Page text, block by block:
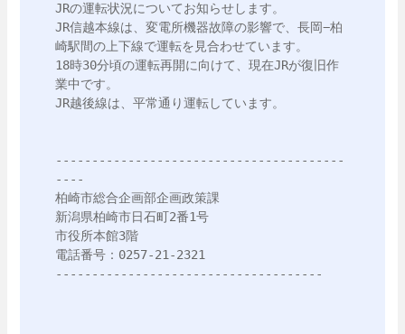
JRの運転状況についてお知らせします。
JR信越本線は、変電所機器故障の影響で、長岡−柏
崎駅間の上下線で運転を見合わせています。
18時30分頃の運転再開に向けて、現在JRが復旧作
業中です。
JR越後線は、平常通り運転しています。
----------------------------------------
----
柏崎市総合企画部企画政策課
新潟県柏崎市日石町2番1号
市役所本館3階
電話番号：0257-21-2321
-------------------------------------